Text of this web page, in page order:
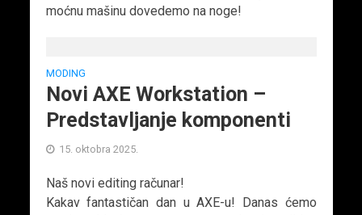
moćnu mašinu dovedemo na noge!
MODING
Novi AXE Workstation –
Predstavljanje komponenti
15. oktobra 2025.
Naš novi editing računar!
Kakav fantastičan dan u AXE-u! Danas ćemo